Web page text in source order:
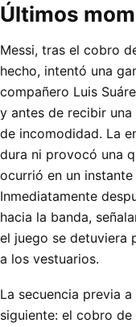
Últimos
Messi, tras el cobro
hecho, intentó una
compañero Luis
y antes de recibir
de incomodidad. La
dura ni provocó una
ocurrió en un
Inmediatamente
hacia la banda,
el juego se detuviera
a los vestuarios.
La secuencia previa
siguiente: el cobro